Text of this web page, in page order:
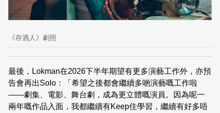
《存酒人》劇照
最後，Lokman在2026下半年期望有更多演藝工作外，亦預
告會再出Solo：「希望之後都會繼續多啲演藝嘅工作啦
——劇集、電影、舞台劇，成為更立體嘅演員。因為呢一
兩年嘅作品入面，我都繼續有Keep住學習，繼續有好多唔